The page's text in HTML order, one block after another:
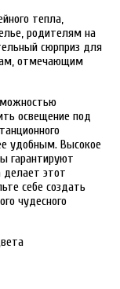
тепла,
родителям на
сюрприз для
отмечающим
освещение под
удобным. Высокое
гарантируют
делает этот
себе создать
чудесного